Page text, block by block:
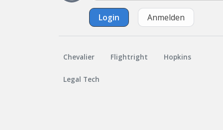
Login Anmelden
Chevalier Flightright Hopkins
Legal Tech